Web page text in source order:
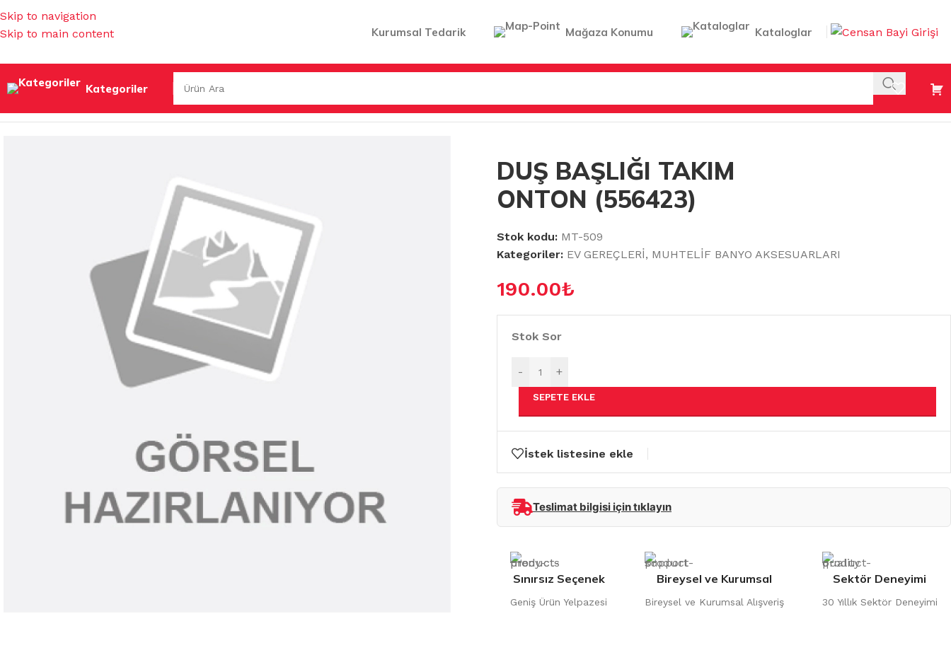
Skip to navigation
Skip to main content
Kurumsal Tedarik Mağaza Konumu Kataloglar
Kategoriler
MUHTELİF BANYO AKSESUARLARI/DUŞ BAŞLIĞI TAKIM ONTON (556423)
DUŞ BAŞLIĞI TAKIM
ONTON (556423)
Stok kodu: MT-509
Kategoriler: EV GEREÇLERİ, MUHTELİF BANYO AKSESUARLARI
190.00₺
Stok Sor
- +
SEPETE EKLE
İstek listesine ekle
Teslimat bilgisi için tıklayın
Sınırsız Seçenek
Geniş Ürün Yelpazesi
Bireysel ve Kurumsal
Bireysel ve Kurumsal Alışveriş
Sektör Deneyimi
30 Yıllık Sektör Deneyimi